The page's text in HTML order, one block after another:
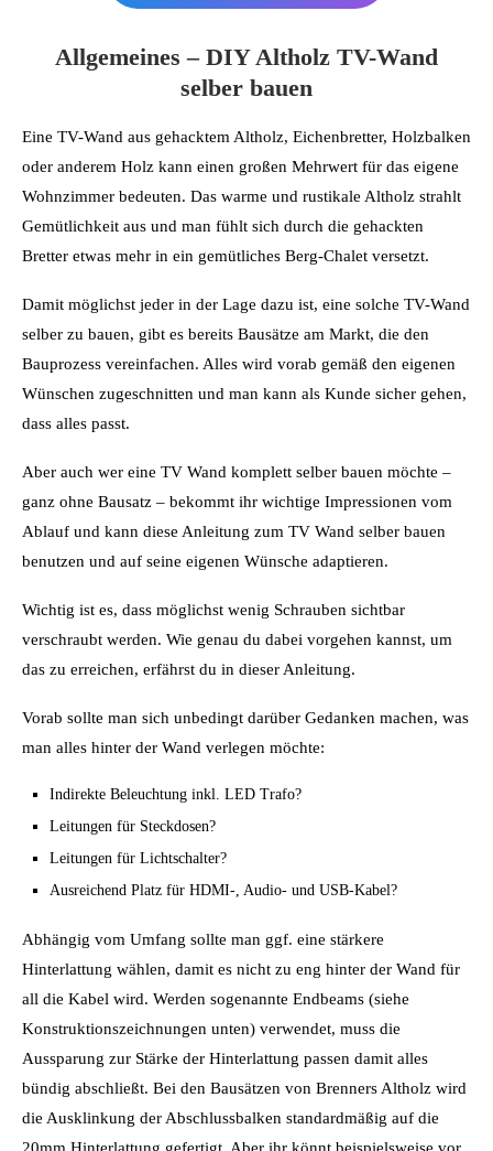
Allgemeines – DIY Altholz TV-Wand
selber bauen
Eine TV-Wand aus gehacktem Altholz, Eichenbretter, Holzbalken
oder anderem Holz kann einen großen Mehrwert für das eigene
Wohnzimmer bedeuten. Das warme und rustikale Altholz strahlt
Gemütlichkeit aus und man fühlt sich durch die gehackten
Bretter etwas mehr in ein gemütliches Berg-Chalet versetzt.
Damit möglichst jeder in der Lage dazu ist, eine solche TV-Wand
selber zu bauen, gibt es bereits Bausätze am Markt, die den
Bauprozess vereinfachen. Alles wird vorab gemäß den eigenen
Wünschen zugeschnitten und man kann als Kunde sicher gehen,
dass alles passt.
Aber auch wer eine TV Wand komplett selber bauen möchte –
ganz ohne Bausatz – bekommt ihr wichtige Impressionen vom
Ablauf und kann diese Anleitung zum TV Wand selber bauen
benutzen und auf seine eigenen Wünsche adaptieren.
Wichtig ist es, dass möglichst wenig Schrauben sichtbar
verschraubt werden. Wie genau du dabei vorgehen kannst, um
das zu erreichen, erfährst du in dieser Anleitung.
Vorab sollte man sich unbedingt darüber Gedanken machen, was
man alles hinter der Wand verlegen möchte:
Indirekte Beleuchtung inkl. LED Trafo?
Leitungen für Steckdosen?
Leitungen für Lichtschalter?
Ausreichend Platz für HDMI-, Audio- und USB-Kabel?
Abhängig vom Umfang sollte man ggf. eine stärkere
Hinterlattung wählen, damit es nicht zu eng hinter der Wand für
all die Kabel wird. Werden sogenannte Endbeams (siehe
Konstruktionszeichnungen unten) verwendet, muss die
Aussparung zur Stärke der Hinterlattung passen damit alles
bündig abschließt. Bei den Bausätzen von Brenners Altholz wird
die Ausklinkung der Abschlussbalken standardmäßig auf die
20mm Hinterlattung gefertigt. Aber ihr könnt beispielsweise vor